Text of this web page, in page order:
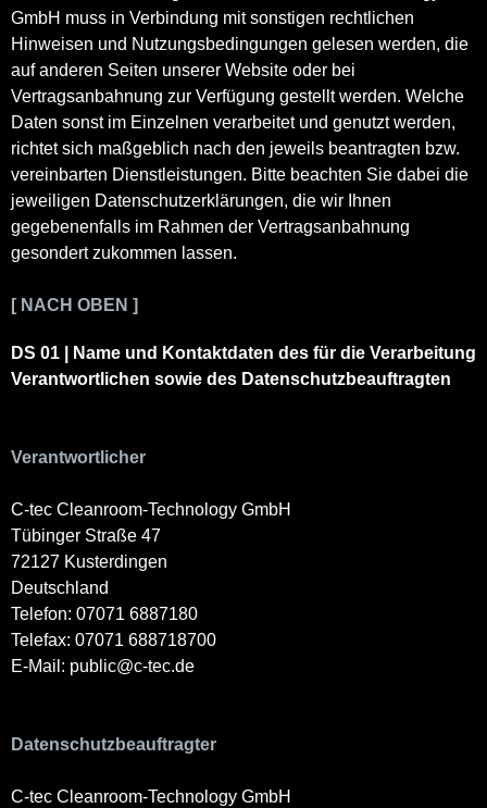
GmbH muss in Verbindung mit sonstigen rechtlichen
Hinweisen und Nutzungsbedingungen gelesen werden, die
auf anderen Seiten unserer Website oder bei
Vertragsanbahnung zur Verfügung gestellt werden. Welche
Daten sonst im Einzelnen verarbeitet und genutzt werden,
richtet sich maßgeblich nach den jeweils beantragten bzw.
vereinbarten Dienstleistungen. Bitte beachten Sie dabei die
jeweiligen Datenschutzerklärungen, die wir Ihnen
gegebenenfalls im Rahmen der Vertragsanbahnung
gesondert zukommen lassen.
[ NACH OBEN ]
DS 01 | Name und Kontaktdaten des für die Verarbeitung
Verantwortlichen sowie des Datenschutzbeauftragten
Verantwortlicher
C-tec Cleanroom-Technology GmbH
Tübinger Straße 47
72127 Kusterdingen
Deutschland
Telefon: 07071 6887180
Telefax: 07071 688718700
E-Mail: public@c-tec.de
Datenschutzbeauftragter
C-tec Cleanroom-Technology GmbH